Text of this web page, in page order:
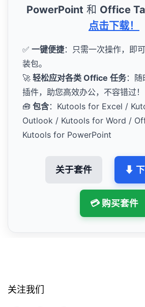
PowerPoint 和 Office
点击下载！
✅ 一键便捷：只需一次操作，即
装包。
🚀 轻松应对各类 Office 任务：
插件，助您高效办公，不容错过！
🧰 包含：Kutools for Excel /
Outlook / Kutools for Word /
Kutools for PowerPoint
关于套件 ⬇
💳 购买套件
关注我们